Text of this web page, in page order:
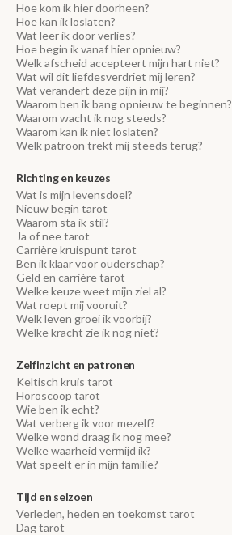
Hoe kom ik hier doorheen?
Hoe kan ik loslaten?
Wat leer ik door verlies?
Hoe begin ik vanaf hier opnieuw?
Welk afscheid accepteert mijn hart niet?
Wat wil dit liefdesverdriet mij leren?
Wat verandert deze pijn in mij?
Waarom ben ik bang opnieuw te beginnen?
Waarom wacht ik nog steeds?
Waarom kan ik niet loslaten?
Welk patroon trekt mij steeds terug?
Richting en keuzes
Wat is mijn levensdoel?
Nieuw begin tarot
Waarom sta ik stil?
Ja of nee tarot
Carrière kruispunt tarot
Ben ik klaar voor ouderschap?
Geld en carrière tarot
Welke keuze weet mijn ziel al?
Wat roept mij vooruit?
Welk leven groei ik voorbij?
Welke kracht zie ik nog niet?
Zelfinzicht en patronen
Keltisch kruis tarot
Horoscoop tarot
Wie ben ik echt?
Wat verberg ik voor mezelf?
Welke wond draag ik nog mee?
Welke waarheid vermijd ik?
Wat speelt er in mijn familie?
Tijd en seizoen
Verleden, heden en toekomst tarot
Dag tarot